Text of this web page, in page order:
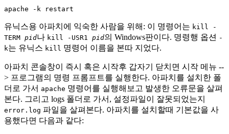
apache -k restart
유닉스용 아파치에 익숙한 사람을 위해: 이 명령어는 kill -
TERM pid나 kill -USR1 pid의 Windows판이다. 명령행 옵션 -
k는 유닉스 kill 명령어 이름을 본따 지었다.
아파치 콘솔창이 즉시 혹은 시작후 갑자기 닫치면 시작 메뉴 --
> 프로그램의 명령 프롬프트를 실행한다. 아파치를 설치한 폴
더로 가서 apache 명령어를 실행해보고 발생한 오류문을 살펴
본다. 그리고 logs 폴더로 가서, 설정파일이 잘못되었는지
error.log 파일을 살펴본다. 아파치를 설치할때 기본값을 사
용했다면 다음과 같다: